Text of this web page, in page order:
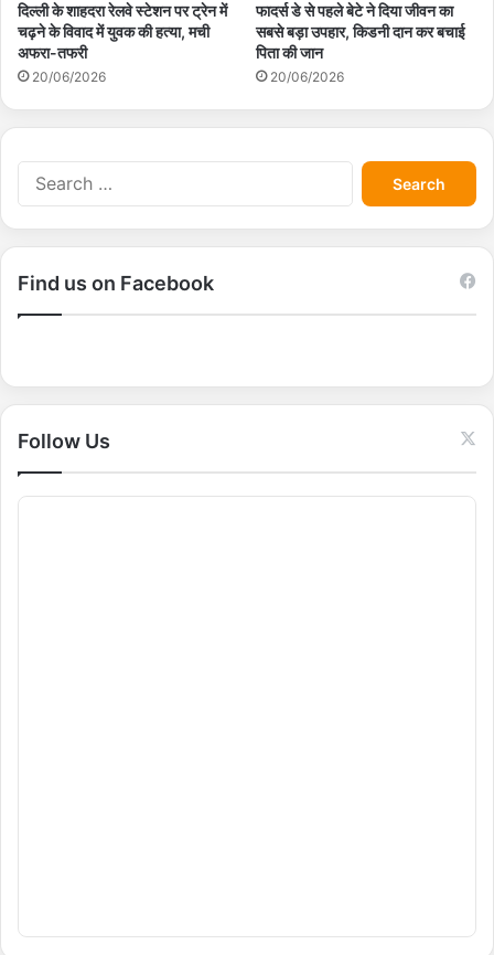
दिल्ली के शाहदरा रेलवे स्टेशन पर ट्रेन में
चढ़ने के विवाद में युवक की हत्या, मची
अफरा-तफरी
20/06/2026
फादर्स डे से पहले बेटे ने दिया जीवन का
सबसे बड़ा उपहार, किडनी दान कर बचाई
पिता की जान
20/06/2026
S
e
a
r
r
Find us on Facebook
Follow Us